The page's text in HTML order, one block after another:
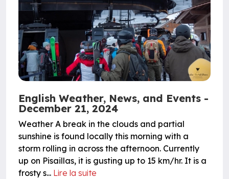
English Weather, News, and Events -
December 21, 2024
Weather A break in the clouds and partial
sunshine is found locally this morning with a
storm rolling in across the afternoon. Currently
up on Pisaillas, it is gusting up to 15 km/hr. It is a
frosty s... Lire la suite